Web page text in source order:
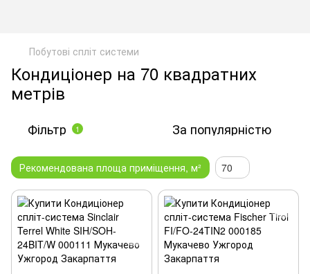
Побутові спліт системи
Кондиціонер на 70 квадратних
метрів
Фільтр 1 За популярністю
Рекомендована площа приміщення, м² 70